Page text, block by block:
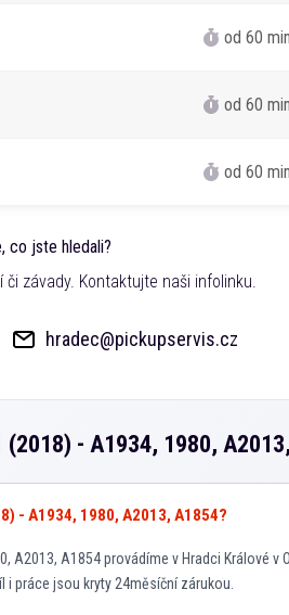
od 60 min
od 60 min
od 60 min
co jste hledali?
závady. Kontaktujte naši infolinku.
hradec@pickupservis.cz
(2018) - A1934, 1980,
- A1934, 1980, A2013, A1854?
A2013, A1854 provádíme v Hradci Králové v
i práce jsou kryty 24měsíční zárukou.